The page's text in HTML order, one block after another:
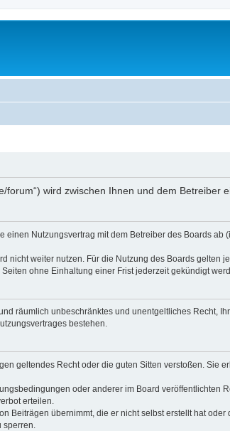
wird zwischen Ihnen und dem Betreiber
einen Nutzungsvertrag mit dem Betreiber des Boards ab
nicht weiter nutzen. Für die Nutzung des Boards gelten
ohne Einhaltung einer Frist jederzeit gekündigt
räumlich unbeschränktes und unentgeltliches Recht,
bestehen.
geltendes Recht oder die guten Sitten verstoßen. Sie
oder anderer im Board veröffentlichten
erteilen.
Beiträgen übernimmt, die er nicht selbst erstellt hat